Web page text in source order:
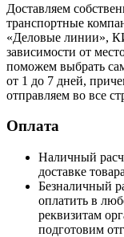
Доставляем
транспортные
«Деловые линии»,
зависимости от
поможем выбрать
от 1 до 7 дней,
отправляем во все
Оплата
Наличный
доставке
Безналичный
оплатить в
реквизитам
подготовим